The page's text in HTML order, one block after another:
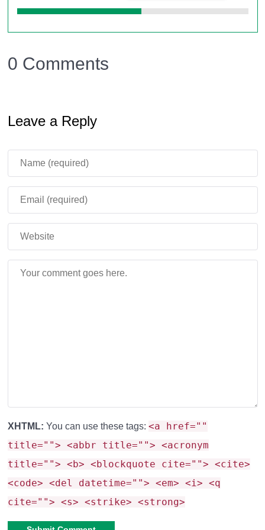
им необходимо будет нажать специальную
Если крафтерам досталась роль искателя в Minecraft
только все искатели обнаружат тех кто прячется и
доктор Стрендж считается завершенным.
0 Comments
Leave a Reply
XHTML: You can use these tags: <a href=""
title=""> <abbr title=""> <acronym
title=""> <b> <blockquote cite=""> <cite>
<code> <del datetime=""> <em> <i> <q
cite=""> <s> <strike> <strong>